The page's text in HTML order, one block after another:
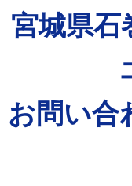
宮城県石
お問い合